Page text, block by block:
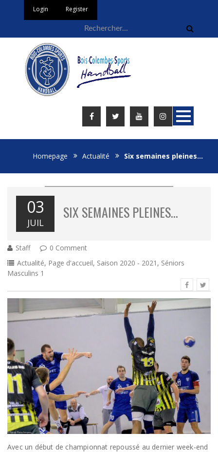
Login Register
Homepage Actualité Six semaines pleines…
03
JUIL
SIX SEMAINES PLEINES…
Staff
0 Comment
Actualité, Page d'accueil, Saison 2020 - 2021 , Séniors
Masculins 1
Avec un début de championnat repoussé au dernier week-end